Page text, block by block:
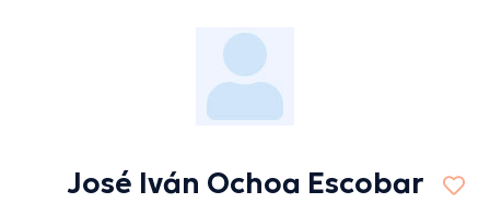
José Iván Ochoa Escobar